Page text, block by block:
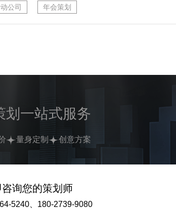
公司 年会策划
划一站式服务
量身定制 创意方案
咨询您的策划师
5240、180-2739-9080